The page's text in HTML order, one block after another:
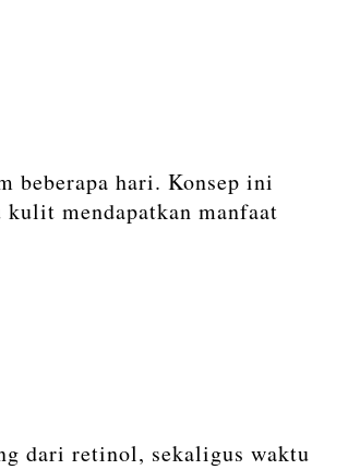
beberapa hari. Konsep ini
mendapatkan manfaat
dari retinol, sekaligus waktu